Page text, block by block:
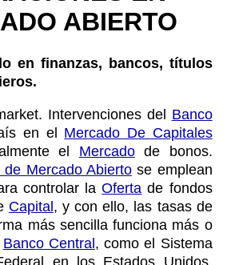
ABIERTO
en finanzas, bancos, títulos
Intervenciones del Banco
en el Mercado De Capitales
el Mercadode bonos.
de Mercado Abiertose emplean
controlar laOferta de fondos
Capital, y con ello, las tasas de
más sencilla funciona más o
Banco Central, como el Sistema
en los Estados Unidos,